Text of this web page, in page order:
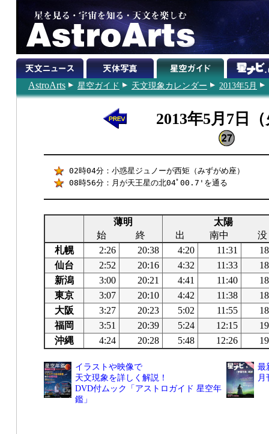
AstroArts 星空ガイド 天文現象カレンダー 2013年5月
2013年5月7日
02時04分：小惑星ジュノーが西矩（みずがめ座）
08時56分：月が天王星の北04ﾟ00.7'を通る
薄明
太陽
始
終 出 南中
没
札幌
2:26 20:38 4:20 11:31
仙台
2:52 20:16 4:32 11:33
新潟
3:00 20:21 4:41 11:40
東京
3:07 20:10 4:42 11:38
大阪
3:27 20:23 5:02 11:55
福岡
3:51 20:39 5:24 12:15
沖縄
4:24 20:28 5:48 12:26
イラストや映像で
天文現象を詳しく解説！
DVD付ムック「アストロガイド 星空年
鑑」
最
月